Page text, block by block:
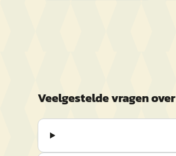
Veelgestelde vragen over